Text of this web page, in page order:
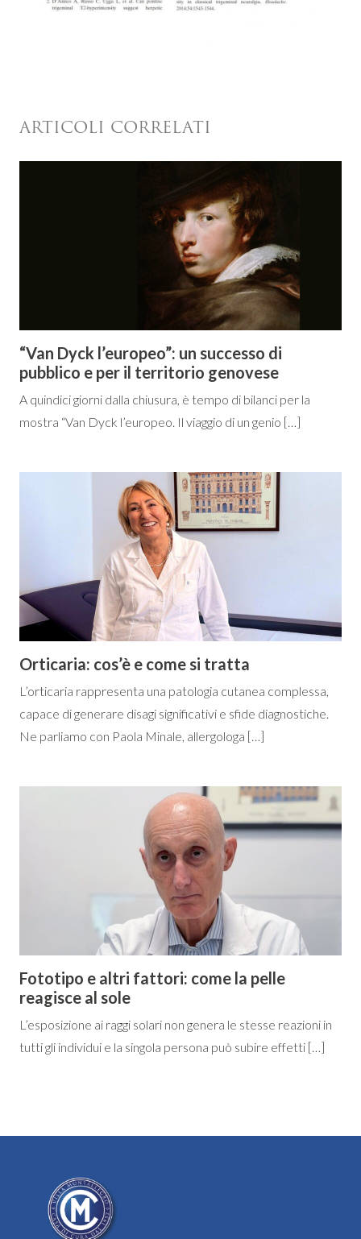
ARTICOLI CORRELATI
“Van Dyck l’europeo”: un successo di
pubblico e per il territorio genovese
A quindici giorni dalla chiusura, è tempo di bilanci per la
mostra “Van Dyck l’europeo. Il viaggio di un genio […]
Orticaria: cos’è e come si tratta
L’orticaria rappresenta una patologia cutanea complessa,
capace di generare disagi significativi e sfide diagnostiche.
Ne parliamo con Paola Minale, allergologa […]
Fototipo e altri fattori: come la pelle
reagisce al sole
L’esposizione ai raggi solari non genera le stesse reazioni in
tutti gli individui e la singola persona può subire effetti […]